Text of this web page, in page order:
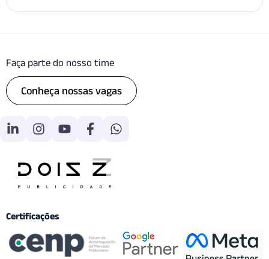
Faça parte do nosso time
Conheça nossas vagas
Certificações